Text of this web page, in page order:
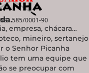
0001-90
empresa, chácara…
mineiro, sertanejo
o Senhor Picanha
tem uma equipe que
se preocupar com